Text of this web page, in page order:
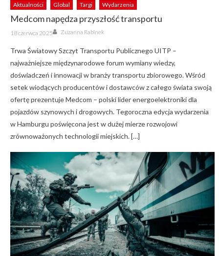
Aktualności Global Targi Wydarzenia
Medcom napędza przyszłość transportu
Posted
on
18 czerwca 2025 Author
Zuzanna Rabinek
Trwa Światowy Szczyt Transportu Publicznego UITP –
najważniejsze międzynarodowe forum wymiany wiedzy,
doświadczeń i innowacji w branży transportu zbiorowego. Wśród
setek wiodących producentów i dostawców z całego świata swoją
ofertę prezentuje Medcom – polski lider energoelektroniki dla
pojazdów szynowych i drogowych. Tegoroczna edycja wydarzenia
w Hamburgu poświęcona jest w dużej mierze rozwojowi
zrównoważonych technologii miejskich. […]